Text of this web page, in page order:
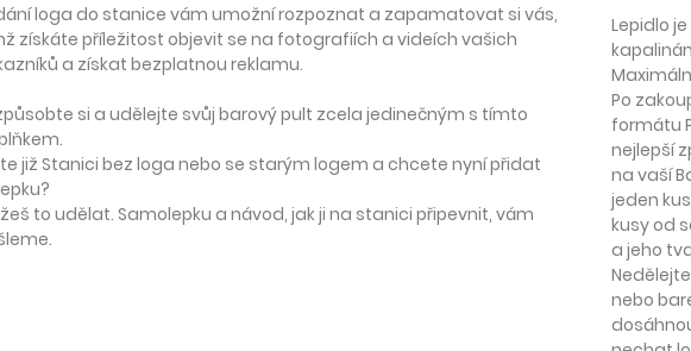
loga do stanice vám umožní rozpoznat a zapamatovat si vás,
získáte příležitost objevit se na fotografiích a videích vašich
a získat bezplatnou reklamu.
si a udělejte svůj barový pult zcela jedinečným s tímto
již Stanici bez loga nebo se starým logem a chcete nyní přidat
to udělat. Samolepku a návod, jak ji na stanici připevnit, vám
Lepidlo
Po
formátu
nejlepší
na vaší
jeden
kusy od
a jeho
nebo